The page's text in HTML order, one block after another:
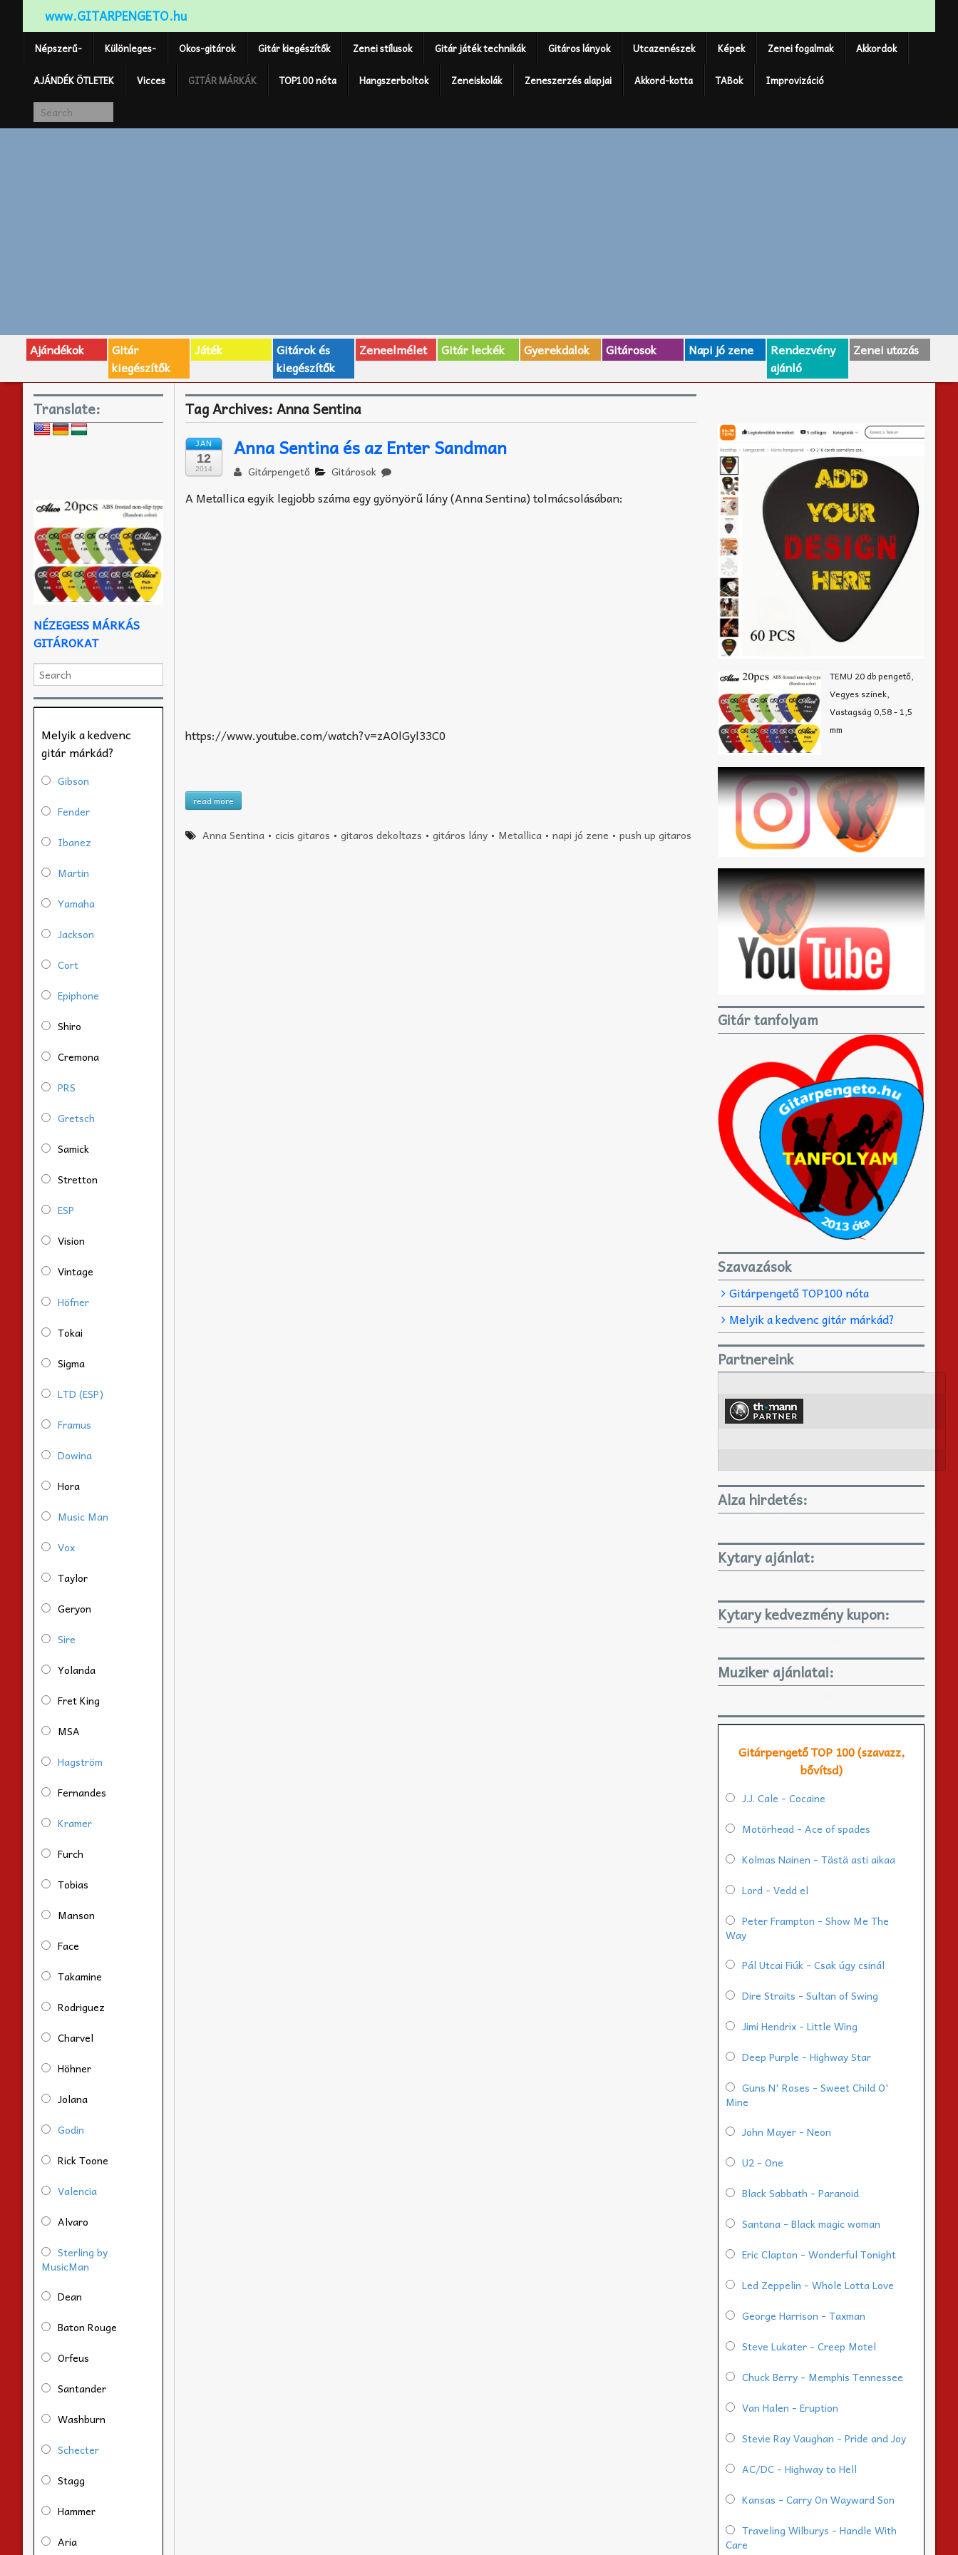
www.GITARPENGETO.hu
Népszerű- Különleges- Okos-gitárok Gitár kiegészítők Zenei stílusok Gitár játék technikák Gitáros lányok Utcazenészek Képek Zenei fogalmak Akkordok
AJÁNDÉK ÖTLETEK Vicces GITÁR MÁRKÁK TOP100 nóta Hangszerboltok Zeneiskolák Zeneszerzés alapjai Akkord-kotta TABok Improvizáció
Ajándékok
Gitár
kiegészítők
Játék
Gitárok és
kiegészítők
Zeneelmélet Gitár leckék Gyerekdalok Gitárosok Napi jó zene
Rendezvény
ajánló
Zenei utazás
Tag Archives:Anna Sentina
JAN
12
2014
Anna Sentina és az Enter Sandman
Gitárpengető Gitárosok
A Metallica egyik legjobb száma egy gyönyörű lány (Anna Sentina) tolmácsolásában:
https://www.youtube.com/watch?v=zAOlGyl33C0
read more
Anna Sentina• cicis gitaros • gitaros dekoltazs • gitáros lány• Metallica• napi jó zene • push up gitaros
Translate:
NÉZEGESS MÁRKÁS
GITÁROKAT
Melyik a kedvenc
gitár márkád?
Gibson
Fender
Ibanez
Martin
Yamaha
Jackson
Cort
Epiphone
Shiro
Cremona
PRS
Gretsch
Samick
Stretton
ESP
Vision
Vintage
Höfner
Tokai
Sigma
LTD (ESP)
Framus
Dowina
Hora
Music Man
Vox
Taylor
Geryon
Sire
Yolanda
Fret King
MSA
Hagström
Fernandes
Kramer
Furch
Tobias
Manson
Face
Takamine
Rodriguez
Charvel
Höhner
Jolana
Godin
Rick Toone
Valencia
Alvaro
Sterling by
MusicMan
Dean
Baton Rouge
Orfeus
Santander
Washburn
Schecter
Stagg
Hammer
Aria
TEMU 20 db pengető,
Vegyes színek,
Vastagság 0,58 - 1,5
mm
Gitár tanfolyam
Szavazások
Gitárpengető TOP100 nóta
Melyik a kedvenc gitár márkád?
Partnereink
Alza hirdetés:
Kytary ajánlat:
Kytary kedvezmény kupon:
Muziker ajánlatai:
Gitárpengető TOP 100 (szavazz,
bővítsd)
J.J. Cale - Cocaine
Motörhead - Ace of spades
Kolmas Nainen - Tästä asti aikaa
Lord - Vedd el
Peter Frampton - Show Me The
Way
Pál Utcai Fiúk - Csak úgy csinál
Dire Straits - Sultan of Swing
Jimi Hendrix - Little Wing
Deep Purple - Highway Star
Guns N' Roses - Sweet Child O'
Mine
John Mayer - Neon
U2 - One
Black Sabbath - Paranoid
Santana - Black magic woman
Eric Clapton - Wonderful Tonight
Led Zeppelin - Whole Lotta Love
George Harrison - Taxman
Steve Lukater - Creep Motel
Chuck Berry - Memphis Tennessee
Van Halen - Eruption
Stevie Ray Vaughan - Pride and Joy
AC/DC - Highway to Hell
Kansas - Carry On Wayward Son
Traveling Wilburys - Handle With
Care